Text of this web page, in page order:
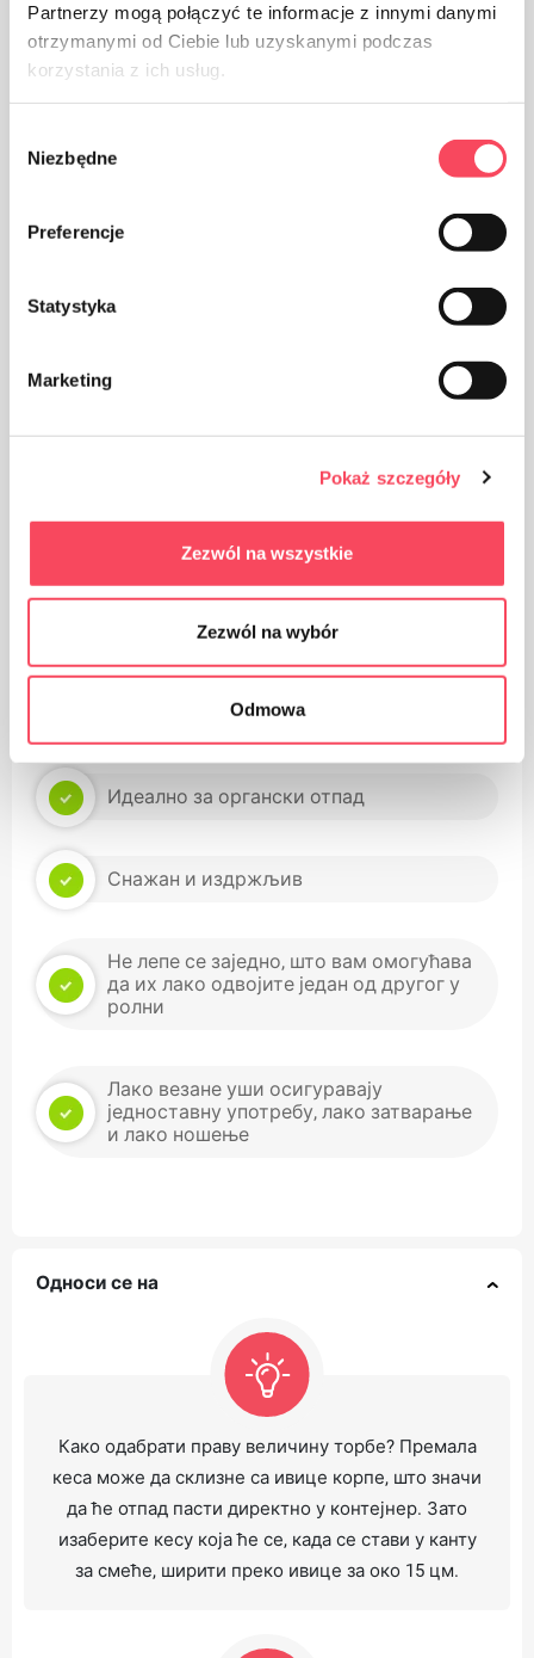
Partnerzy mogą połączyć te informacje z innymi danymi
otrzymanymi od Ciebie lub uzyskanymi podczas
korzystania z ich usług.
zgody
Niezbędne
Preferencje
Statystyka
Marketing
Pokaż szczegóły
Zezwól na wszystkie
Zezwól na wybór
Odmowa
Водите рачуна о чистоћи, одбачену амбалажу
Еколошки производ
компостирања
Направљено од 100% биљних састојака
Идеално за органски отпад
Снажан и издржљив
Не лепе се заједно, што вам омогућава
да их лако одвојите један од другог у
ролни
Лако везане уши осигуравају
једноставну употребу, лако затварање
и лако ношење
Односи се на
Како одабрати праву величину торбе? Премала
кеса може да склизне са ивице корпе, што значи
да ће отпад пасти директно у контејнер. Зато
изаберите кесу која ће се, када се стави у канту
за смеће, ширити преко ивице за око 15 цм.